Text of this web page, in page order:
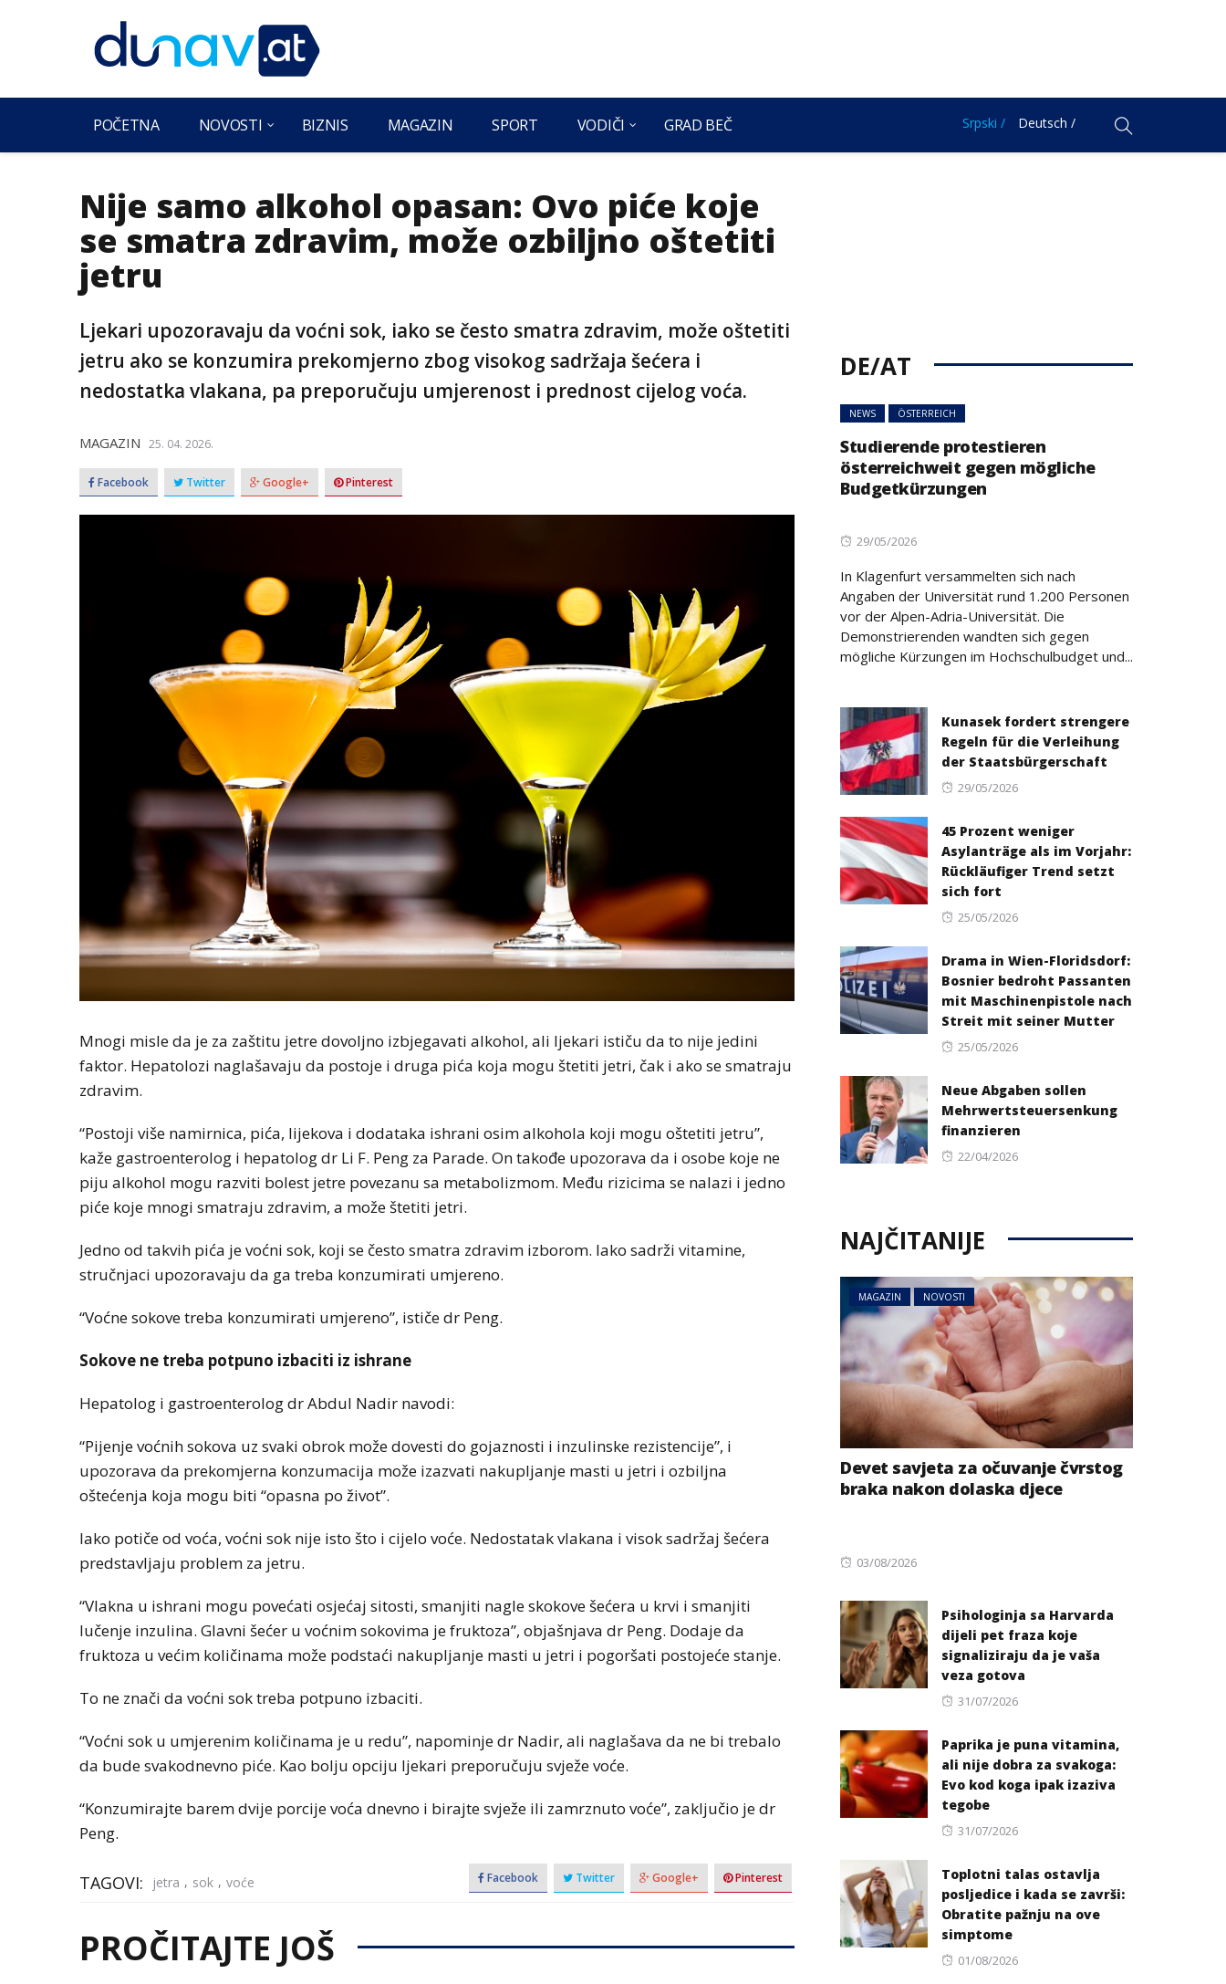
POČETNA NOVOSTI BIZNIS MAGAZIN SPORT VODIČI GRAD BEČ Srpski / Deutsch /
Nije samo alkohol opasan: Ovo piće koje
se smatra zdravim, može ozbiljno oštetiti
jetru
Ljekari upozoravaju da voćni sok, iako se često smatra zdravim, može oštetiti
jetru ako se konzumira prekomjerno zbog visokog sadržaja šećera i
nedostatka vlakana, pa preporučuju umjerenost i prednost cijelog voća.
MAGAZIN 25. 04. 2026.
Facebook Twitter Google+ Pinterest
Mnogi misle da je za zaštitu jetre dovoljno izbjegavati alkohol, ali ljekari ističu da to nije jedini
faktor. Hepatolozi naglašavaju da postoje i druga pića koja mogu štetiti jetri, čak i ako se smatraju
zdravim.
“Postoji više namirnica, pića, lijekova i dodataka ishrani osim alkohola koji mogu oštetiti jetru”,
kaže gastroenterolog i hepatolog dr Li F. Peng za Parade. On takođe upozorava da i osobe koje ne
piju alkohol mogu razviti bolest jetre povezanu sa metabolizmom. Među rizicima se nalazi i jedno
piće koje mnogi smatraju zdravim, a može štetiti jetri.
Jedno od takvih pića je voćni sok, koji se često smatra zdravim izborom. Iako sadrži vitamine,
stručnjaci upozoravaju da ga treba konzumirati umjereno.
“Voćne sokove treba konzumirati umjereno”, ističe dr Peng.
Sokove ne treba potpuno izbaciti iz ishrane
Hepatolog i gastroenterolog dr Abdul Nadir navodi:
“Pijenje voćnih sokova uz svaki obrok može dovesti do gojaznosti i inzulinske rezistencije”, i
upozorava da prekomjerna konzumacija može izazvati nakupljanje masti u jetri i ozbiljna
oštećenja koja mogu biti “opasna po život”.
Iako potiče od voća, voćni sok nije isto što i cijelo voće. Nedostatak vlakana i visok sadržaj šećera
predstavljaju problem za jetru.
“Vlakna u ishrani mogu povećati osjećaj sitosti, smanjiti nagle skokove šećera u krvi i smanjiti
lučenje inzulina. Glavni šećer u voćnim sokovima je fruktoza”, objašnjava dr Peng. Dodaje da
fruktoza u većim količinama može podstaći nakupljanje masti u jetri i pogoršati postojeće stanje.
To ne znači da voćni sok treba potpuno izbaciti.
“Voćni sok u umjerenim količinama je u redu”, napominje dr Nadir, ali naglašava da ne bi trebalo
da bude svakodnevno piće. Kao bolju opciju ljekari preporučuju svježe voće.
“Konzumirajte barem dvije porcije voća dnevno i birajte svježe ili zamrznuto voće”, zaključio je dr
Peng.
TAGOVI: jetra , sok , voće Facebook Twitter Google+ Pinterest
PROČITAJTE JOŠ
DE/AT
NEWS ÖSTERREICH
Studierende protestieren
österreichweit gegen mögliche
Budgetkürzungen
Posted
29/05/2026
In Klagenfurt versammelten sich nach
Angaben der Universität rund 1.200 Personen
vor der Alpen-Adria-Universität. Die
Demonstrierenden wandten sich gegen
mögliche Kürzungen im Hochschulbudget und...
Kunasek fordert strengere
Regeln für die Verleihung
der Staatsbürgerschaft
Posted
29/05/2026
45 Prozent weniger
Asylanträge als im Vorjahr:
Rückläufiger Trend setzt
sich fort
Posted
25/05/2026
Drama in Wien-Floridsdorf:
Bosnier bedroht Passanten
mit Maschinenpistole nach
Streit mit seiner Mutter
Posted
25/05/2026
Neue Abgaben sollen
Mehrwertsteuersenkung
finanzieren
Posted
22/04/2026
NAJČITANIJE
MAGAZIN NOVOSTI
Devet savjeta za očuvanje čvrstog
braka nakon dolaska djece
Posted
03/08/2026
Psihologinja sa Harvarda
dijeli pet fraza koje
signaliziraju da je vaša
veza gotova
Posted
31/07/2026
Paprika je puna vitamina,
ali nije dobra za svakoga:
Evo kod koga ipak izaziva
tegobe
Posted
31/07/2026
Toplotni talas ostavlja
posljedice i kada se završi:
Obratite pažnju na ove
simptome
Posted
01/08/2026